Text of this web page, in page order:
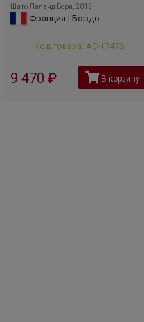
Шато Лаланд Бори, 2013
Франция | Бордо
Код товара: АС-17476
9 470 руб В корзину